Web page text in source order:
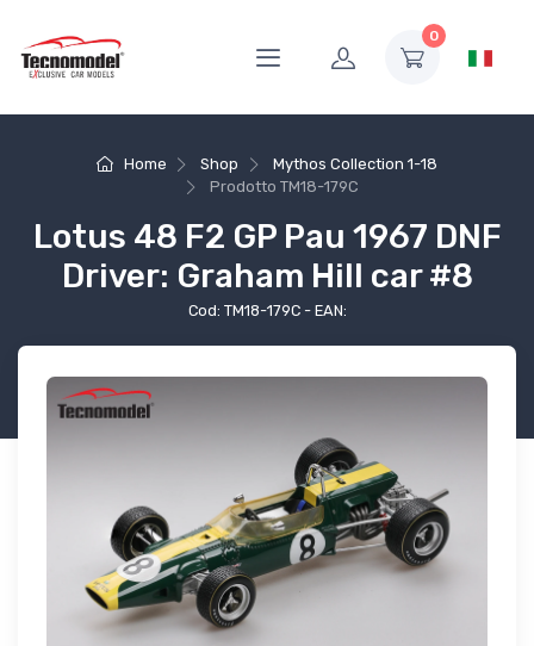
0
Home Shop
Mythos Collection 1-18
Prodotto TM18-179C
Lotus 48 F2 GP Pau 1967 DNF
Driver: Graham Hill car #8
Cod: TM18-179C - EAN: